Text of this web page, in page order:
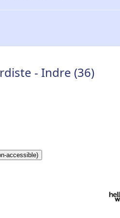
- Indre (36)
accessible)